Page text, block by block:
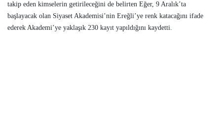
takip eden kimselerin getirileceğini de belirten Eğer, 9 Aralık’ta
başlayacak olan Siyaset Akademisi’nin Ereğli’ye renk katacağını ifade
ederek Akademi’ye yaklaşık 230 kayıt yapıldığını kaydetti.